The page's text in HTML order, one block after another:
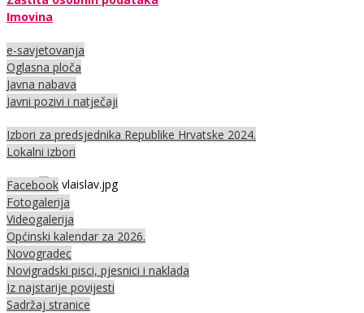
Imovina
e-savjetovanja
Oglasna ploča
Javna nabava
Javni pozivi i natječaji
Izbori za predsjednika Republike Hrvatske 2024.
Lokalni izbori
Facebook
Fotogalerija
Videogalerija
Općinski kalendar za 2026.
Novogradec
Novigradski pisci, pjesnici i naklada
Iz najstarije povijesti
Sadržaj stranice